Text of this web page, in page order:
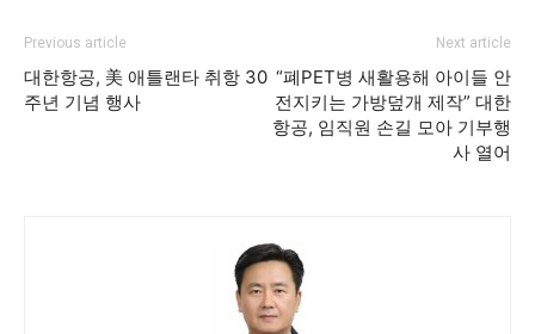
Previous article
대한항공, 美 애틀랜타 취항 30
주년 기념 행사
Next article
“폐PET병 새활용해 아이들 안
전지키는 가방덮개 제작” 대한
항공, 임직원 손길 모아 기부행
사 열어